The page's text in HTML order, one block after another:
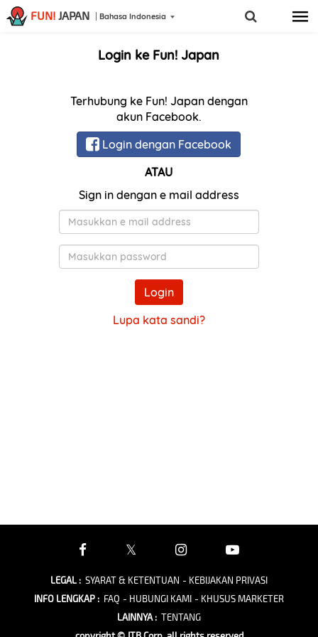
FUN! JAPAN Bahasa Indonesia
Login ke Fun! Japan
Terhubung ke Fun! Japan dengan
akun Facebook.
Login dengan Facebook
ATAU
Sign in dengan e mail address
E-
Mail
Kata
Sandi
Login
Lupa kata sandi?
LEGAL: SYARAT & KETENTUAN - KEBIJAKAN PRIVASI
INFO LENGKAP: FAQ - HUBUNGI KAMI - KHUSUS MARKETER
LAINNYA: TENTANG